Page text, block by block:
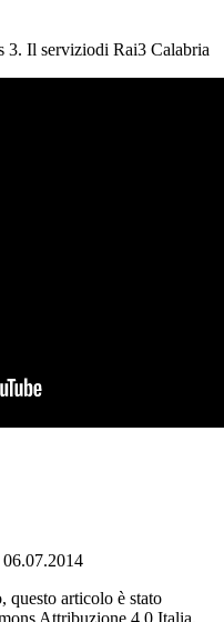
3. Il serviziodi Rai3 Calabria
06.07.2014
questo articolo è stato
Attribuzione 4.0 Italia.